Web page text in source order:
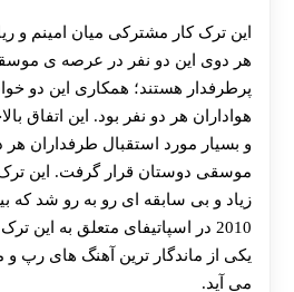
این ترک کار مشترکی میان امینم و
هر دوی این دو نفر در عرصه ی
پرطرفدار هستند؛ همکاری این دو
و بسیار مورد استقبال طرفداران هر
موسقی دوستان قرار گرفت. این ترک
زیاد و بی سابقه ای رو به رو شد که
2010 در اسپاتیفای متعلق به
یکی از ماندگار ترین آهنگ های رپ و
می آید.